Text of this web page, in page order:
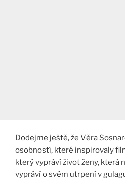
Dodejme ještě, že Věra
osobností, které inspirovaly
který vypráví život ženy, která
vypráví o svém utrpení v